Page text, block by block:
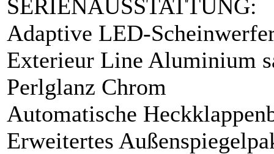
SERIENAUSSTATTUNG:
Adaptive LED-
Exterieur Line Aluminium
Perlglanz Chrom
Automatische
Erweitertes